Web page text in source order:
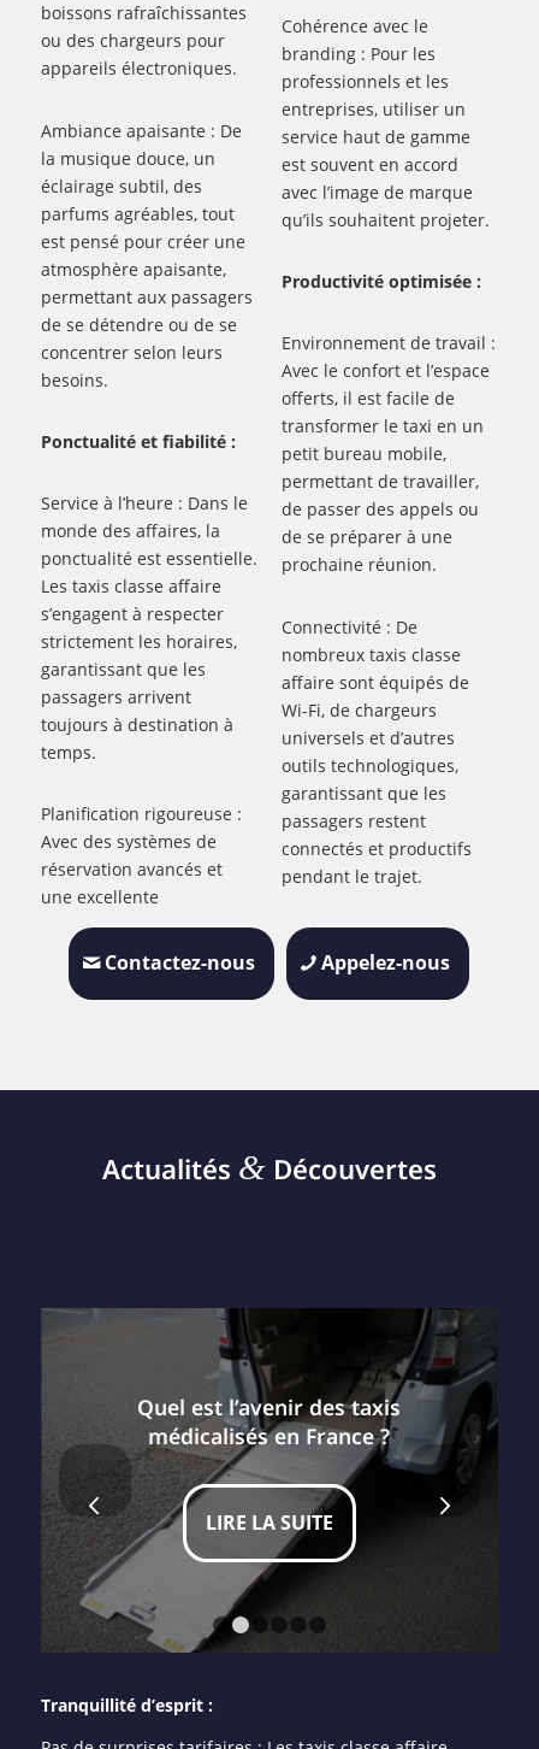
boissons rafraîchissantes
ou des chargeurs pour
appareils électroniques.
Ambiance apaisante : De
la musique douce, un
éclairage subtil, des
parfums agréables, tout
est pensé pour créer une
atmosphère apaisante,
permettant aux passagers
de se détendre ou de se
concentrer selon leurs
besoins.
Ponctualité et fiabilité :
Service à l’heure : Dans le
monde des affaires, la
ponctualité est essentielle.
Les taxis classe affaire
s’engagent à respecter
strictement les horaires,
garantissant que les
passagers arrivent
toujours à destination à
temps.
Planification rigoureuse :
Avec des systèmes de
réservation avancés et
une excellente
Cohérence avec le
branding : Pour les
professionnels et les
entreprises, utiliser un
service haut de gamme
est souvent en accord
avec l’image de marque
qu’ils souhaitent projeter.
Productivité optimisée :
Environnement de travail :
Avec le confort et l’espace
offerts, il est facile de
transformer le taxi en un
petit bureau mobile,
permettant de travailler,
de passer des appels ou
de se préparer à une
prochaine réunion.
Connectivité : De
nombreux taxis classe
affaire sont équipés de
Wi-Fi, de chargeurs
universels et d’autres
outils technologiques,
garantissant que les
passagers restent
connectés et productifs
pendant le trajet.
Contactez-nous Appelez-nous
Actualités &Découvertes
Quel est l’avenir des taxis
médicalisés en France ?
LIRE LA SUITE
Suivant
Tranquillité d’esprit :